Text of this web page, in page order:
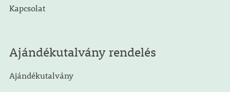
Kapcsolat
Ajándékutalvány rendelés
Ajándékutalvány